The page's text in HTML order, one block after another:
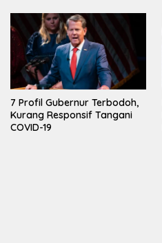
7 Profil Gubernur Terbodoh,
Kurang Responsif Tangani
COVID-19